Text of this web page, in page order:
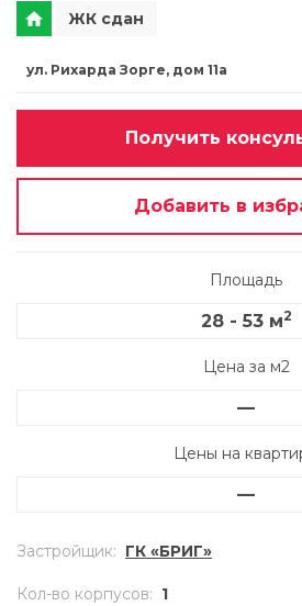
ЖК сдан
ул. Рихарда Зорге, дом 11а
Получить
Добавить в
Площадь
28 - 53 м2
Цена за м2
—
Цены на
—
Застройщик: ГК «БРИГ»
Кол-во корпусов: 1